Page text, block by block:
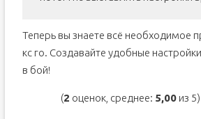
Теперь вы знаете всё необходимое
кс го. Создавайте удобные
в бой!
(2 оценок, среднее: 5,00из 5)